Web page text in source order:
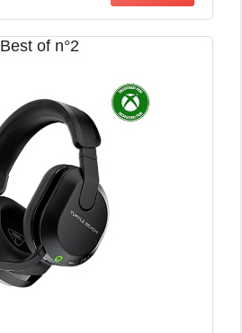
Best of n°2